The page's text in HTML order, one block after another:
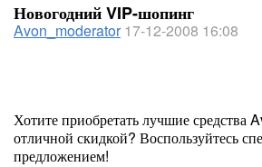
Новогодний VIP-шопинг
Avon_moderator 17-12-2008 16:08
Хотите приобретать лучшие средства
отличной скидкой? Воспользуйтесь
предложением!